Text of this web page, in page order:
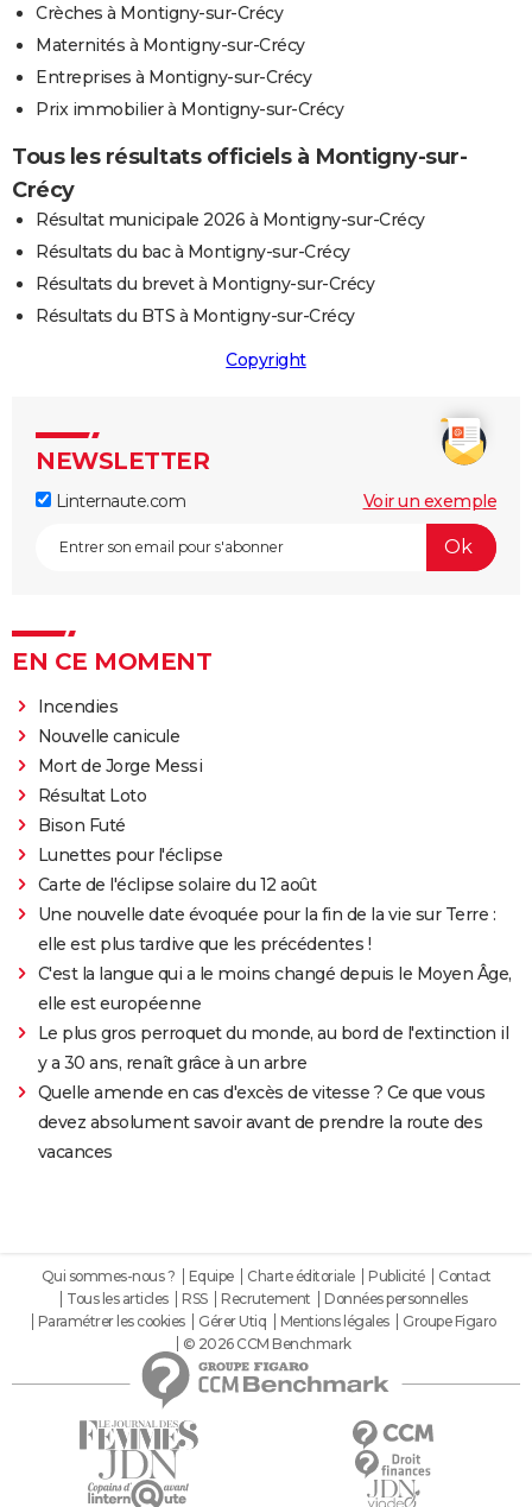
Crèches à Montigny-sur-Crécy
Maternités à Montigny-sur-Crécy
Entreprises à Montigny-sur-Crécy
Prix immobilier à Montigny-sur-Crécy
Tous les résultats officiels à Montigny-sur-
Crécy
Résultat municipale 2026 à Montigny-sur-Crécy
Résultats du bac à Montigny-sur-Crécy
Résultats du brevet à Montigny-sur-Crécy
Résultats du BTS à Montigny-sur-Crécy
Copyright
NEWSLETTER
Linternaute.com Voir un exemple
EN CE MOMENT
Incendies
Nouvelle canicule
Mort de Jorge Messi
Résultat Loto
Bison Futé
Lunettes pour l'éclipse
Carte de l'éclipse solaire du 12 août
Une nouvelle date évoquée pour la fin de la vie sur Terre :
elle est plus tardive que les précédentes !
C'est la langue qui a le moins changé depuis le Moyen Âge,
elle est européenne
Le plus gros perroquet du monde, au bord de l'extinction il
y a 30 ans, renaît grâce à un arbre
Quelle amende en cas d'excès de vitesse ? Ce que vous
devez absolument savoir avant de prendre la route des
vacances
Qui sommes-nous ? Equipe Charte éditoriale Publicité
Contact
Tous les articles
RSS Recrutement
Données personnelles
Paramétrer les cookies
Gérer Utiq Mentions légales
Groupe Figaro
© 2026 CCM Benchmark